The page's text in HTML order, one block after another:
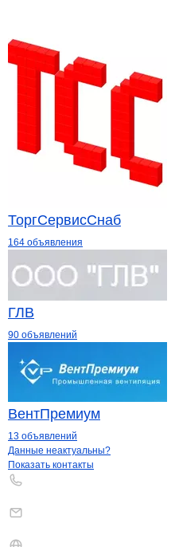
ТоргСервисСнаб
164 объявления
ГЛВ
90 объявлений
ВентПремиум
13 объявлений
Контактыкомпании
+7(800)000-00-..
Данные неактуальны?
Показать контакты